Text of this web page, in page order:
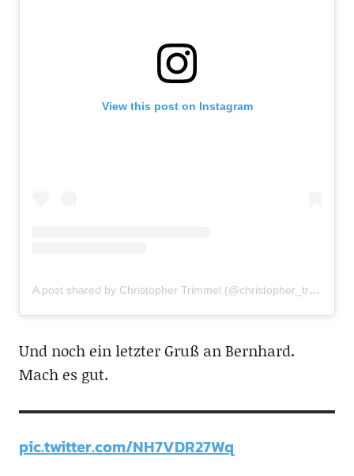
View this post on Instagram
A post shared by Christopher Trimmel (@christopher_trimmel28)
Und noch ein letzter Gruß an Bernhard.
Mach es gut.
pic.twitter.com/NH7VDR27Wq